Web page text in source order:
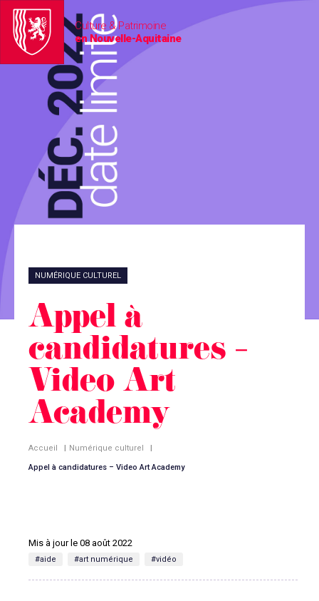
Culture & Patrimoine
en Nouvelle-Aquitaine
NUMÉRIQUE CULTUREL
Appel à
candidatures –
Video Art
Academy
Accueil | Numérique culturel |
Appel à candidatures – Video Art Academy
Mis à jour le 08 août 2022
#aide #art numérique #vidéo